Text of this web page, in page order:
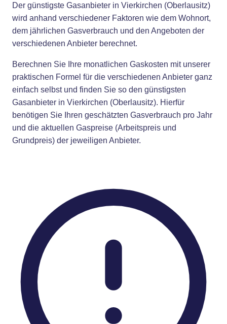
Der günstigste Gasanbieter in Vierkirchen (Oberlausitz)
wird anhand verschiedener Faktoren wie dem Wohnort,
dem jährlichen Gasverbrauch und den Angeboten der
verschiedenen Anbieter berechnet.
Berechnen Sie Ihre monatlichen Gaskosten mit unserer
praktischen Formel für die verschiedenen Anbieter ganz
einfach selbst und finden Sie so den günstigsten
Gasanbieter in Vierkirchen (Oberlausitz). Hierfür
benötigen Sie Ihren geschätzten Gasverbrauch pro Jahr
und die aktuellen Gaspreise (Arbeitspreis und
Grundpreis) der jeweiligen Anbieter.